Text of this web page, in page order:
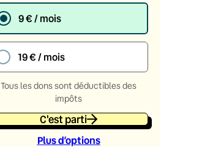
9 € / mois
19 € / mois
Tous les dons sont déductibles des
impôts
C'est parti
Plus d’options